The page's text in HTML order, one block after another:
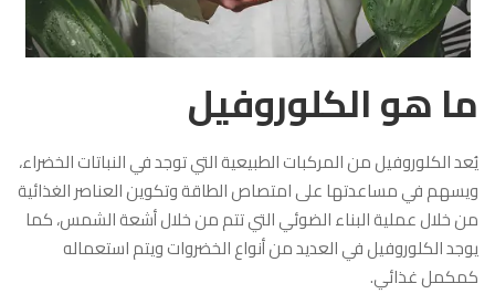
ما هو الكلوروفيل
يُعد الكلوروفيل من المركبات الطبيعية التي توجد في النباتات الخضراء،
ويسهم في مساعدتها على امتصاص الطاقة وتكوين العناصر الغذائية
من خلال عملية البناء الضوئي التي تتم من خلال أشعة الشمس، كما
يوجد الكلوروفيل في العديد من أنواع الخضروات ويتم استعماله
كمكمل غذائي.